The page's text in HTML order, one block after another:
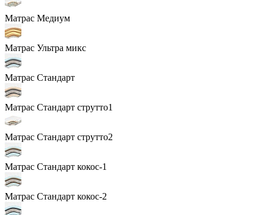
Матрас Медиум
Матрас Ультра микс
Матрас Стандарт
Матрас Стандарт струтто1
Матрас Стандарт струтто2
Матрас Стандарт кокос-1
Матрас Стандарт кокос-2